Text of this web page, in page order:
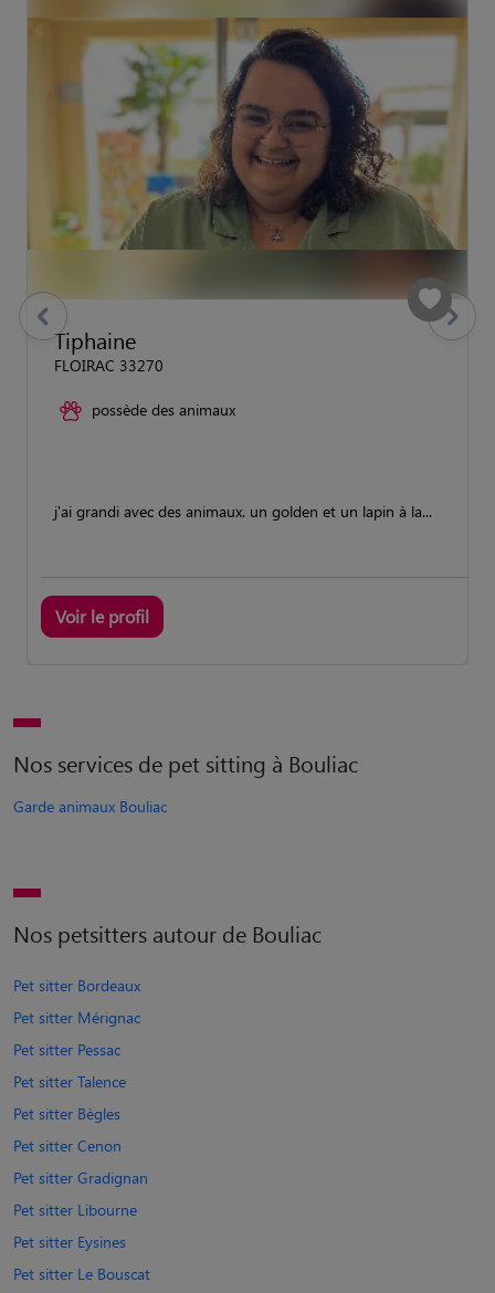
Tiphaine
FLOIRAC 33270
possède des animaux
j'ai grandi avec des animaux. un golden et un lapin à la...
Voir le profil
previous Suivant
Nos services de pet sitting à Bouliac
Garde animaux Bouliac
Nos petsitters autour de Bouliac
Pet sitter Bordeaux
Pet sitter Mérignac
Pet sitter Pessac
Pet sitter Talence
Pet sitter Bègles
Pet sitter Cenon
Pet sitter Gradignan
Pet sitter Libourne
Pet sitter Eysines
Pet sitter Le Bouscat